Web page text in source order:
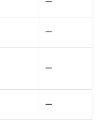
ー
ー
ー
ー